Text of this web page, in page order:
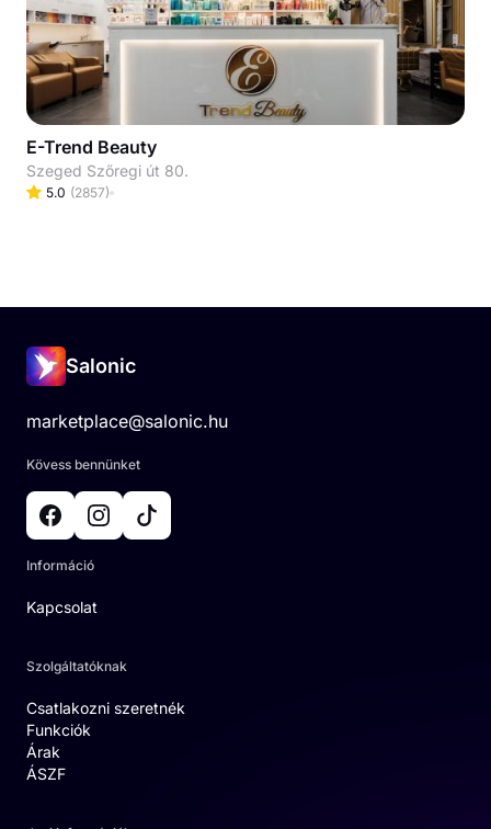
E-Trend Beauty
Szeged Szőregi út 80.
5.0 (2857)
Salonic
marketplace@salonic.hu
Kövess bennünket
Információ
Kapcsolat
Szolgáltatóknak
Csatlakozni szeretnék
Funkciók
Árak
ÁSZF